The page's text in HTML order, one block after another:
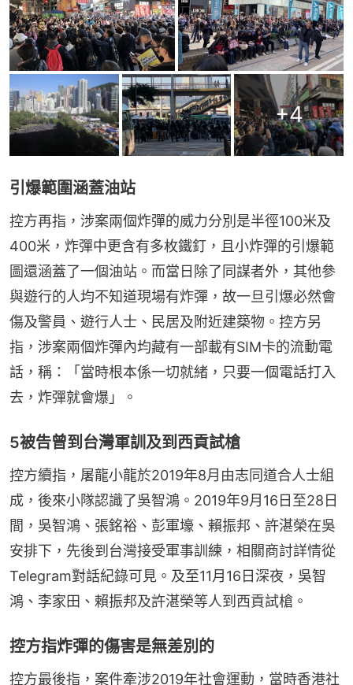
+4
引爆範圍涵蓋油站
控方再指，涉案兩個炸彈的威力分別是半徑100米及
400米，炸彈中更含有多枚鐵釘，且小炸彈的引爆範
圖還涵蓋了一個油站。而當日除了同謀者外，其他參
與遊行的人均不知道現場有炸彈，故一旦引爆必然會
傷及警員、遊行人士、民居及附近建築物。控方另
指，涉案兩個炸彈內均藏有一部載有SIM卡的流動電
話，稱：「當時根本係一切就緒，只要一個電話打入
去，炸彈就會爆」。
5被告曾到台灣軍訓及到西貢試槍
控方續指，屠龍小龍於2019年8月由志同道合人士組
成，後來小隊認識了吳智鴻。2019年9月16日至28日
間，吳智鴻、張銘裕、彭軍壕、賴振邦、許湛榮在吳
安排下，先後到台灣接受軍事訓練，相關商討詳情從
Telegram對話紀錄可見。及至11月16日深夜，吳智
鴻、李家田、賴振邦及許湛榮等人到西貢試槍。
控方指炸彈的傷害是無差別的
控方最後指，案件牽涉2019年社會運動，當時香港社